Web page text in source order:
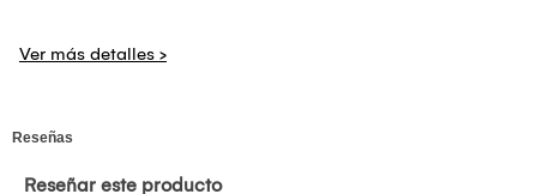
máximo todos los trabajos que se pueda hacer en este
permitirá aprovechar todas sus funcionalidades sin disminuir
RAM de 16GB, y un Disco SOLIDO de 500GB que le dará más